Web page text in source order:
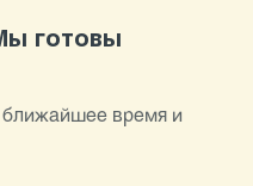
готовы
время и